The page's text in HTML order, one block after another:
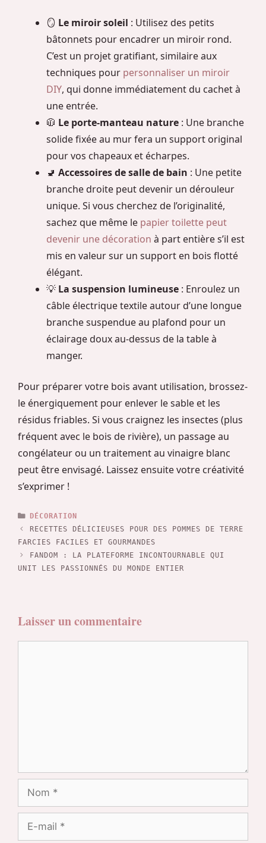
🪞 Le miroir soleil : Utilisez des petits
bâtonnets pour encadrer un miroir rond.
C’est un projet gratifiant, similaire aux
techniques pour personnaliser un miroir
DIY, qui donne immédiatement du cachet à
une entrée.
🧥 Le porte-manteau nature : Une branche
solide fixée au mur fera un support original
pour vos chapeaux et écharpes.
🚽 Accessoires de salle de bain : Une petite
branche droite peut devenir un dérouleur
unique. Si vous cherchez de l’originalité,
sachez que même le papier toilette peut
devenir une décoration à part entière s’il est
mis en valeur sur un support en bois flotté
élégant.
💡 La suspension lumineuse : Enroulez un
câble électrique textile autour d’une longue
branche suspendue au plafond pour un
éclairage doux au-dessus de la table à
manger.
Pour préparer votre bois avant utilisation, brossez-
le énergiquement pour enlever le sable et les
résidus friables. Si vous craignez les insectes (plus
fréquent avec le bois de rivière), un passage au
congélateur ou un traitement au vinaigre blanc
peut être envisagé. Laissez ensuite votre créativité
s’exprimer !
CATÉGORIES
DÉCORATION
RECETTES DÉLICIEUSES POUR DES POMMES DE TERRE
FARCIES FACILES ET GOURMANDES
FANDOM : LA PLATEFORME INCONTOURNABLE QUI
UNIT LES PASSIONNÉS DU MONDE ENTIER
Laisser un commentaire
Nom
mail